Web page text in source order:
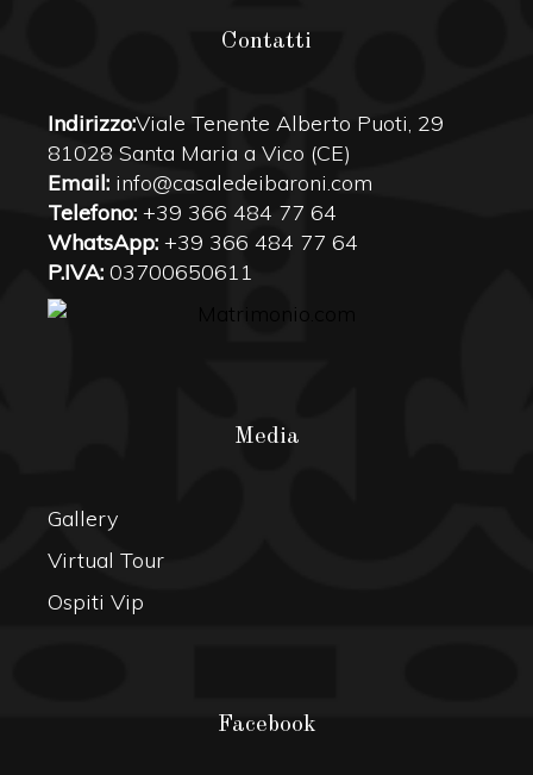
Contatti
Indirizzo:Viale Tenente Alberto Puoti, 29
81028 Santa Maria a Vico (CE)
Email: info@casaledeibaroni.com
Telefono: +39 366 484 77 64
WhatsApp: +39 366 484 77 64
P.IVA: 03700650611
Media
Gallery
Virtual Tour
Ospiti Vip
Facebook